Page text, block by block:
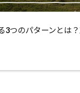
3つのパターンとは